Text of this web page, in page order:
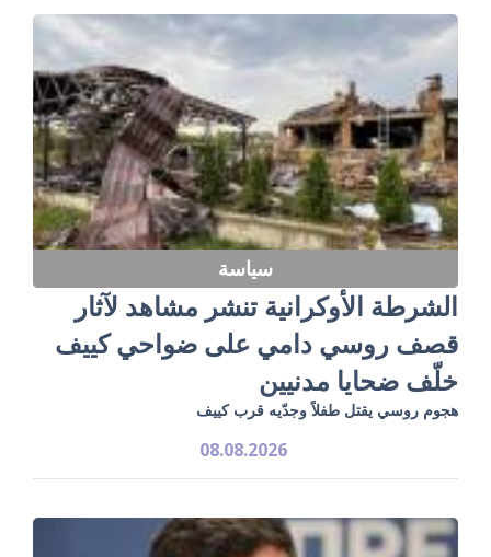
سياسة
الشرطة الأوكرانية تنشر مشاهد لآثار
قصف روسي دامي على ضواحي كييف
خلّف ضحايا مدنيين
هجوم روسي يقتل طفلاً وجدّيه قرب كييف
08.08.2026